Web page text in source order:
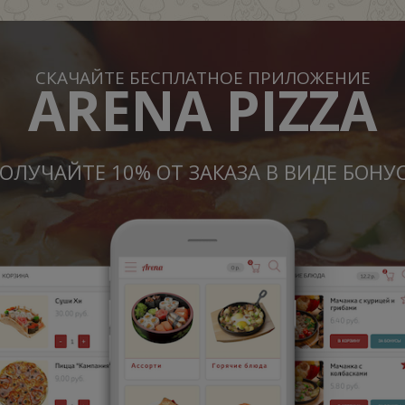
СКАЧАЙТЕ БЕСПЛАТНОЕ ПРИЛОЖЕНИЕ
ARENA PIZZA
10% ОТ ЗАКАЗА В ВИДЕ